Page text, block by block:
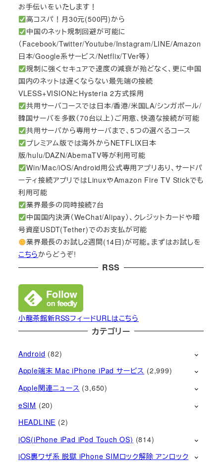
お手伝いをいたします！
高コスパ！月30元(500円)から
中国のネット規制回避が可能に
（Facebook/Twitter/Youtube/Instagram/LINE/Amazon
日本/Google系サービス/Netflix/TVer等）
規制に強くセキュアで速度の減衰が殆どなく、更に中国
国内のネットは遅くならない最先端の接続
VLESS+VISIONとHysteria 2方式採用
共用サーバコースでは日本/香港/米国LA/シンガポール/
韓国サーバを多数（70台以上）ご用意、快適な接続が可能
共用サーバから専用サーバまで、5つの選べるコース
プレミアム版では海外からNETFLIX日本
版/hulu/DAZN/AbemaTV等が利用可能
Win/Mac/iOS/Android用公式専用アプリあり、サードパ
ーティ接続アプリではLinuxやAmazon Fire TV Stickでも
利用可能
業界最多の同時接続7台
中国国内決済（WeChat/Alipay）、クレジットカードや暗
号資産USDT(Tether)でのお支払が可能
業界最長のお試し2週間(14日)が可能。まずはお試しを
こちらからどうぞ!
RSS
小龍茶館新RSSフィードURLはこちら
カテゴリー
Android (82)
Apple端末 Mac iPhone iPad サービス (2,999)
Apple関連ニュース (3,650)
eSIM (20)
HEADLINE (2)
iOS(iPhone iPad iPod Touch OS) (814)
iOS裏ワザ系 脱獄 iPhone SIMロック解除 アンロック